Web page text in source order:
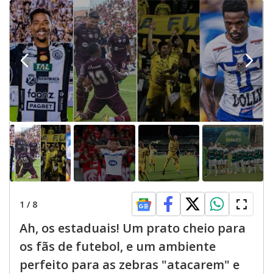
1 / 8
Ah, os estaduais! Um prato cheio para
os fãs de futebol, e um ambiente
perfeito para as zebras "atacarem" e